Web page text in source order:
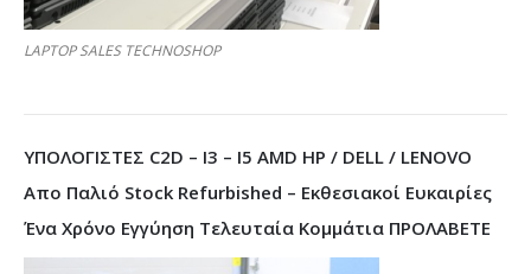
LAPTOP SALES TECHNOSHOP
ΥΠΟΛΟΓΙΣΤΕΣ C2D – I3 – I5 AMD HP / DELL / LENOVO
Απο Παλιό Stock Refurbished – Εκθεσιακοί Ευκαιρίες
Ένα Χρόνο Εγγύηση Τελευταία Κομμάτια ΠΡΟΛΑΒΕΤΕ